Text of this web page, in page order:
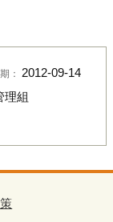
： 2012-09-14
理組